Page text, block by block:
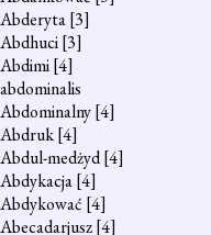
Abderyta[3]
Abdhuci[3]
Abdimi[4]
abdominalis
Abdominalny[4]
Abdruk[4]
Abdul-medżyd[4]
Abdykacja[4]
Abdykować [4]
Abecadarjusz[4]